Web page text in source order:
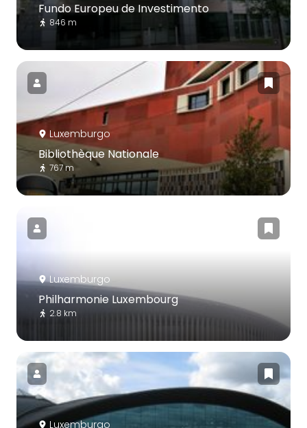
Fundo Europeu de Investimento
846 m
Luxemburgo
Bibliothèque Nationale
767 m
Luxemburgo
Philharmonie Luxembourg
2.8 km
Luxemburgo